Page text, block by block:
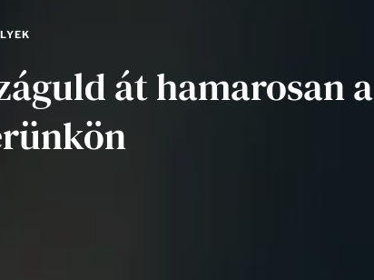
át hamarosan a